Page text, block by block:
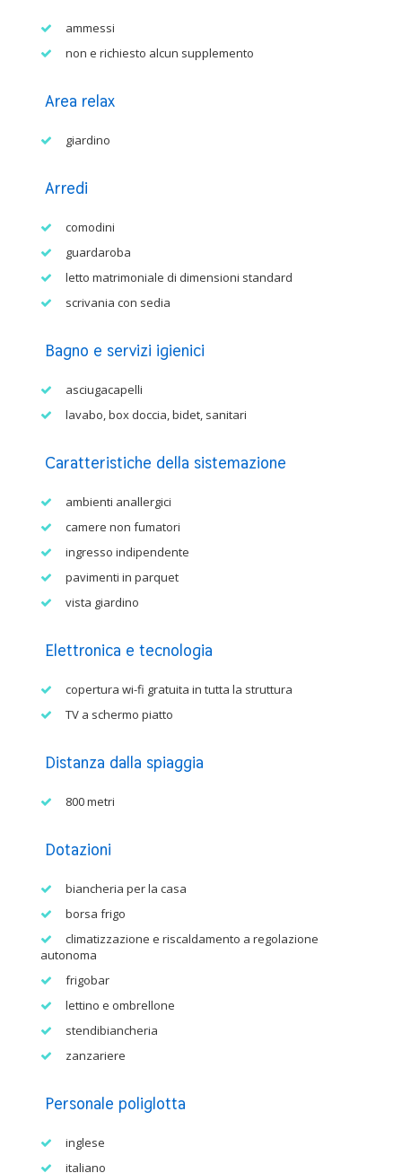
ammessi
non e richiesto alcun supplemento
Area relax
giardino
Arredi
comodini
guardaroba
letto matrimoniale di dimensioni standard
scrivania con sedia
Bagno e servizi igienici
asciugacapelli
lavabo, box doccia, bidet, sanitari
Caratteristiche della sistemazione
ambienti anallergici
camere non fumatori
ingresso indipendente
pavimenti in parquet
vista giardino
Elettronica e tecnologia
copertura wi-fi gratuita in tutta la struttura
TV a schermo piatto
Distanza dalla spiaggia
800 metri
Dotazioni
biancheria per la casa
borsa frigo
climatizzazione e riscaldamento a regolazione
autonoma
frigobar
lettino e ombrellone
stendibiancheria
zanzariere
Personale poliglotta
inglese
italiano